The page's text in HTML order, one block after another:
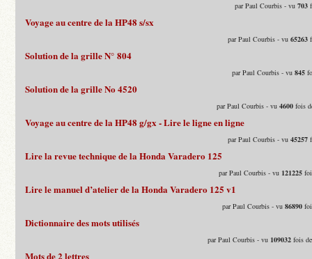
par Paul Courbis - vu703
Voyage au centre de la HP48 s/sx
par Paul Courbis - vu65263
Solution de la grille N° 804
par Paul Courbis - vu845
Solution de la grille No 4520
par Paul Courbis - vu4600 fois
Voyage au centre de la HP48 g/gx - Lire le ligne en ligne
par Paul Courbis - vu45257
Lire la revue technique de la Honda Varadero 125
par Paul Courbis - vu 121225
Lire le manuel d’atelier de la Honda Varadero 125 v1
par Paul Courbis - vu86890
Dictionnaire des mots utilisés
par Paul Courbis - vu 109032 fois
Mots de 2 lettres